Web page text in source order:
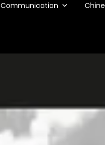
Communication Chine